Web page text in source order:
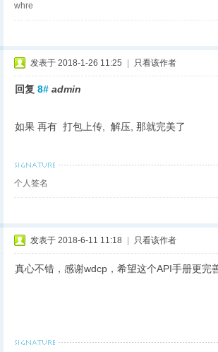
whre
发表于 2018-1-26 11:25 只看该作者
回复 8# admin
如果 再有 打包上传, 解压, 那就完美了
个人签名
发表于 2018-6-11 11:18 只看该作者
真心不错，感谢wdcp，希望这个API手册更